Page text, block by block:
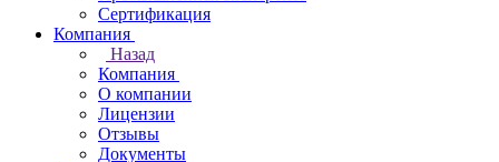
Сертификация
Компания
Назад
Компания
О компании
Лицензии
Отзывы
Документы